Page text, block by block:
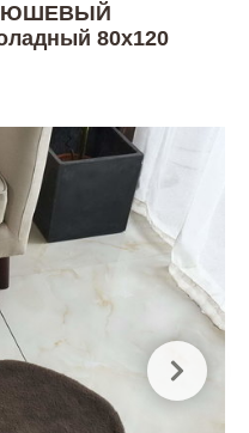
80х120